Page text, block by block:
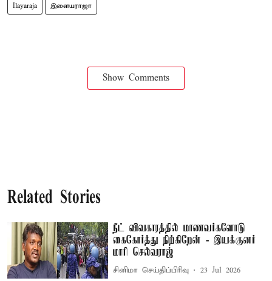
Ilayaraja இளையராஜா
Show Comments
Related Stories
நீட் விவகாரத்தில் மாணவர்களோடு
கைகோர்த்து நிற்கிறேன் - இயக்குனர்
மாரி செல்வராஜ்
சினிமா செய்திப்பிரிவு 23 Jul 2026